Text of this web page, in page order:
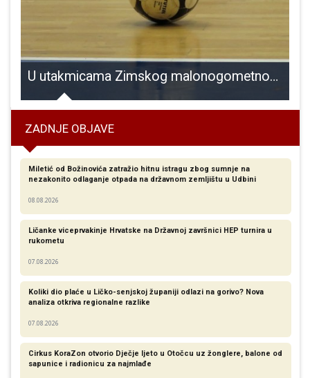
U utakmicama Zimskog malonogometnog turnira Gospić i danas strijelci raspoloženi
ZADNJE OBJAVE
Miletić od Božinovića zatražio hitnu istragu zbog sumnje na
nezakonito odlaganje otpada na državnom zemljištu u Udbini
08.08.2026
Ličanke viceprvakinje Hrvatske na Državnoj završnici HEP turnira u
rukometu
07.08.2026
Koliki dio plaće u Ličko-senjskoj županiji odlazi na gorivo? Nova
analiza otkriva regionalne razlike​
07.08.2026
Cirkus KoraZon otvorio Dječje ljeto u Otočcu uz žonglere, balone od
sapunice i radionicu za najmlađe